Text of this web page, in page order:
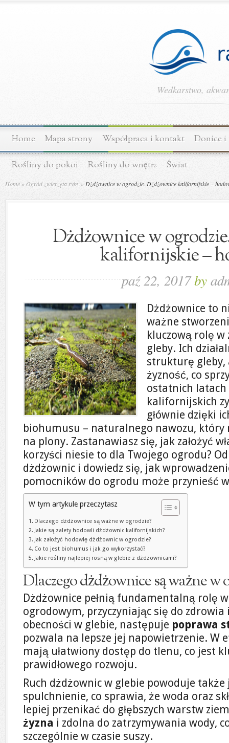
Wedkarstwo,
Home Mapa strony Współpraca i kontakt Donice i
Rośliny do pokoi Rośliny do wnętrz Świat
Home »Ogród zwierzęta ryby » Dżdżownice w ogrodzie. Dżdżownice kalifornijskie –
Dżdżownice w
kalifornijskie –
paź 22, 2017by
Dżdżownice to
ważne
kluczową rolę
gleby. Ich
strukturę gleby,
żyzność, co
ostatnich
kalifornijskich
głównie dzięki
biohumusu – naturalnego nawozu, który
na plony. Zastanawiasz się, jak założyć
korzyści niesie to dla Twojego ogrodu?
dżdżownic i dowiedz się, jak
pomocników do ogrodu może przynieść
W tym artykule przeczytasz
Dlaczego dżdżownice są ważne w ogrodzie?
Jakie są zalety hodowli dżdżownic kalifornijskich?
Jak założyć hodowlę dżdżownic w ogrodzie?
Co to jest biohumus i jak go wykorzystać?
Jakie rośliny najlepiej rosną w glebie z dżdżownicami?
Dlaczego dżdżownice są ważne w
Dżdżownice pełnią fundamentalną rolę
ogrodowym, przyczyniając się do
obecności w glebie, następuje poprawa
pozwala na lepsze jej napowietrzenie. W
mają ułatwiony dostęp do tlenu, co jest
prawidłowego rozwoju.
Ruch dżdżownic w glebie powoduje
spulchnienie, co sprawia, że woda oraz
lepiej przenikać do głębszych warstw
żyzna i zdolna do zatrzymywania wody,
szczególnie w czasie suszy.